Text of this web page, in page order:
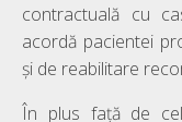
contractuală cu
acordă pacientei
și de reabilitare
În plus față de